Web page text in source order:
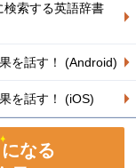
索する英語辞書
を話す！ (Android)
を話す！ (iOS)
になる